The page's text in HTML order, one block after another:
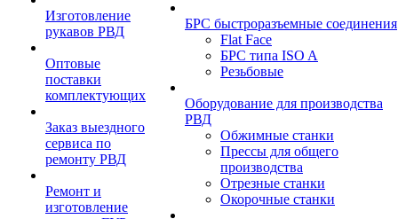
Изготовление
рукавов РВД
Оптовые
поставки
комплектующих
Заказ выездного
сервиса по
ремонту РВД
Ремонт и
изготовление
БРС быстроразъемные соединения
Flat Face
БРС типа ISO A
Резьбовые
Оборудование для производства
РВД
Обжимные станки
Прессы для общего
производства
Отрезные станки
Окорочные станки